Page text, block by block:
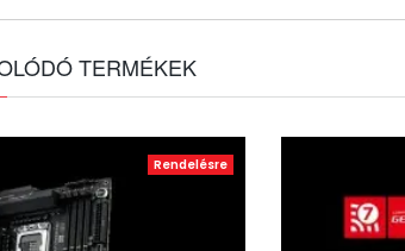
TERMÉKEK
Rendelésre